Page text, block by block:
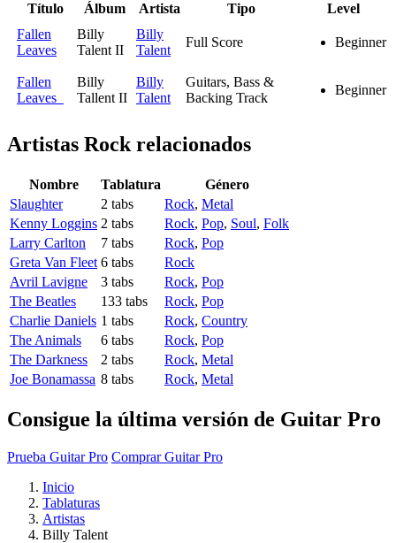
Título Álbum Artista Tipo
Level
Fallen
Leaves
Billy
Talent II
Billy
Talent
Full Score Beginner
Fallen
Leaves
Billy
Tallent II
Billy
Talent
Guitars, Bass &
Backing Track
Beginner
Artistas Rockrelacionados
Nombre Tablatura
Género
Slaughter
2 tabs Rock, Metal
Kenny Loggins 2 tabs Rock, Pop, Soul, Folk
Larry Carlton
7 tabs Rock, Pop
Greta Van Fleet 6 tabs
Rock
Avril Lavigne
3 tabs Rock, Pop
The Beatles
133 tabs Rock, Pop
Charlie Daniels 1 tabs Rock, Country
The Animals
6 tabs Rock, Pop
The Darkness
2 tabs Rock, Metal
Joe Bonamassa 8 tabs Rock, Metal
Consigue la última versión de Guitar Pro
Prueba Guitar Pro Comprar Guitar Pro
Inicio
Tablaturas
Artistas
Billy Talent